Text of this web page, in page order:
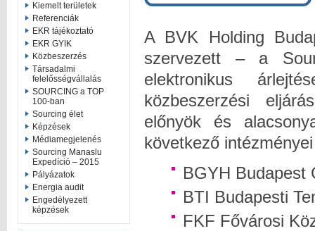
Kiemelt területek
Referenciák
EKR tájékoztató
EKR GYIK
Közbeszerzés
Társadalmi
felelősségvállalás
SOURCING a TOP
100-ban
Sourcing élet
Képzések
Médiamegjelenés
Sourcing Manaslu
Expedíció – 2015
Pályázatok
Energia audit
Engedélyezett
képzések
A BVK Holding
szervezett – a
elektronikus
közbeszerzési
előnyök és
következő
BGYH Budapest
BTI Budapesti
FKF Fővárosi